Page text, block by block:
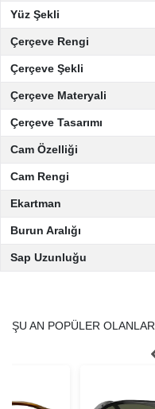
Yüz Şekli
Çerçeve Rengi
Çerçeve Şekli
Çerçeve Materyali
Çerçeve Tasarımı
Cam Özelliği
Cam Rengi
Ekartman
Burun Aralığı
Sap Uzunluğu
ŞU AN POPÜLER OLANLAR